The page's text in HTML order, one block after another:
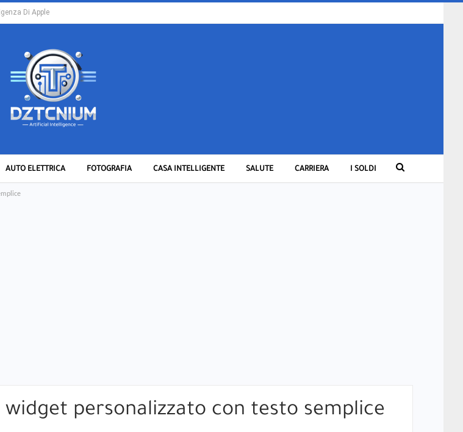
Di Apple
AUTO ELETTRICA FOTOGRAFIA CASA INTELLIGENTE SALUTE CARRIERA I SOLDI
personalizzato con testo semplice